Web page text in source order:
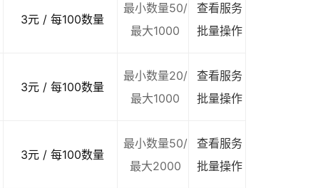
3元 / 每100数量
最小数量50/
最大1000
查看服务
批量操作
3元 / 每100数量
最小数量20/
最大1000
查看服务
批量操作
3元 / 每100数量
最小数量50/
最大2000
查看服务
批量操作